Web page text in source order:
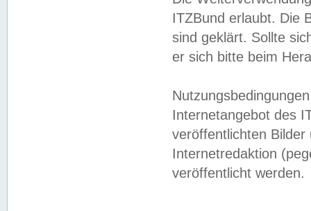
ITZBund erlaubt. Die
sind geklärt. Sollte
er sich bitte beim
Internetangebot des
veröffentlichten
Internetredaktion
veröffentlicht werden.